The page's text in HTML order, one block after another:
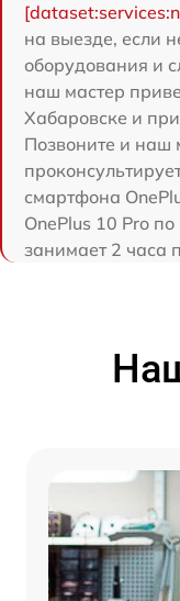
на выезде, если
оборудования и
наш мастер
Хабаровске и
Позвоните и наш
смартфона
OnePlus 10 Pro
занимает 2 часа